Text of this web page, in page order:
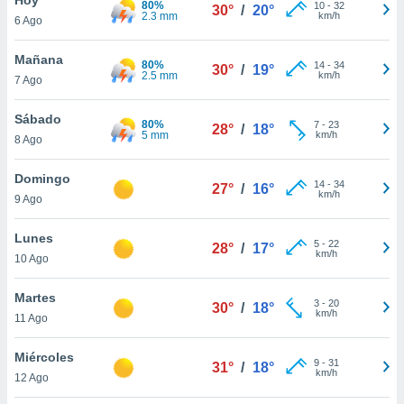
y
en
más
de
6 Ago
80%
2.3 mm
30° / 20° 10- 32
km/h
Mañana
7 Ago
80%
2.5 mm
30° / 19° 14- 34
km/h
Sábado
8 Ago
80%
5 mm
28° / 18° 7- 23
km/h
Domingo
9 Ago
27° / 16° 14- 34
km/h
Lunes
10 Ago
28° / 17° 5- 22
km/h
Martes
11 Ago
30° / 18° 3- 20
km/h
Miércoles
12 Ago
31° / 18° 9- 31
km/h